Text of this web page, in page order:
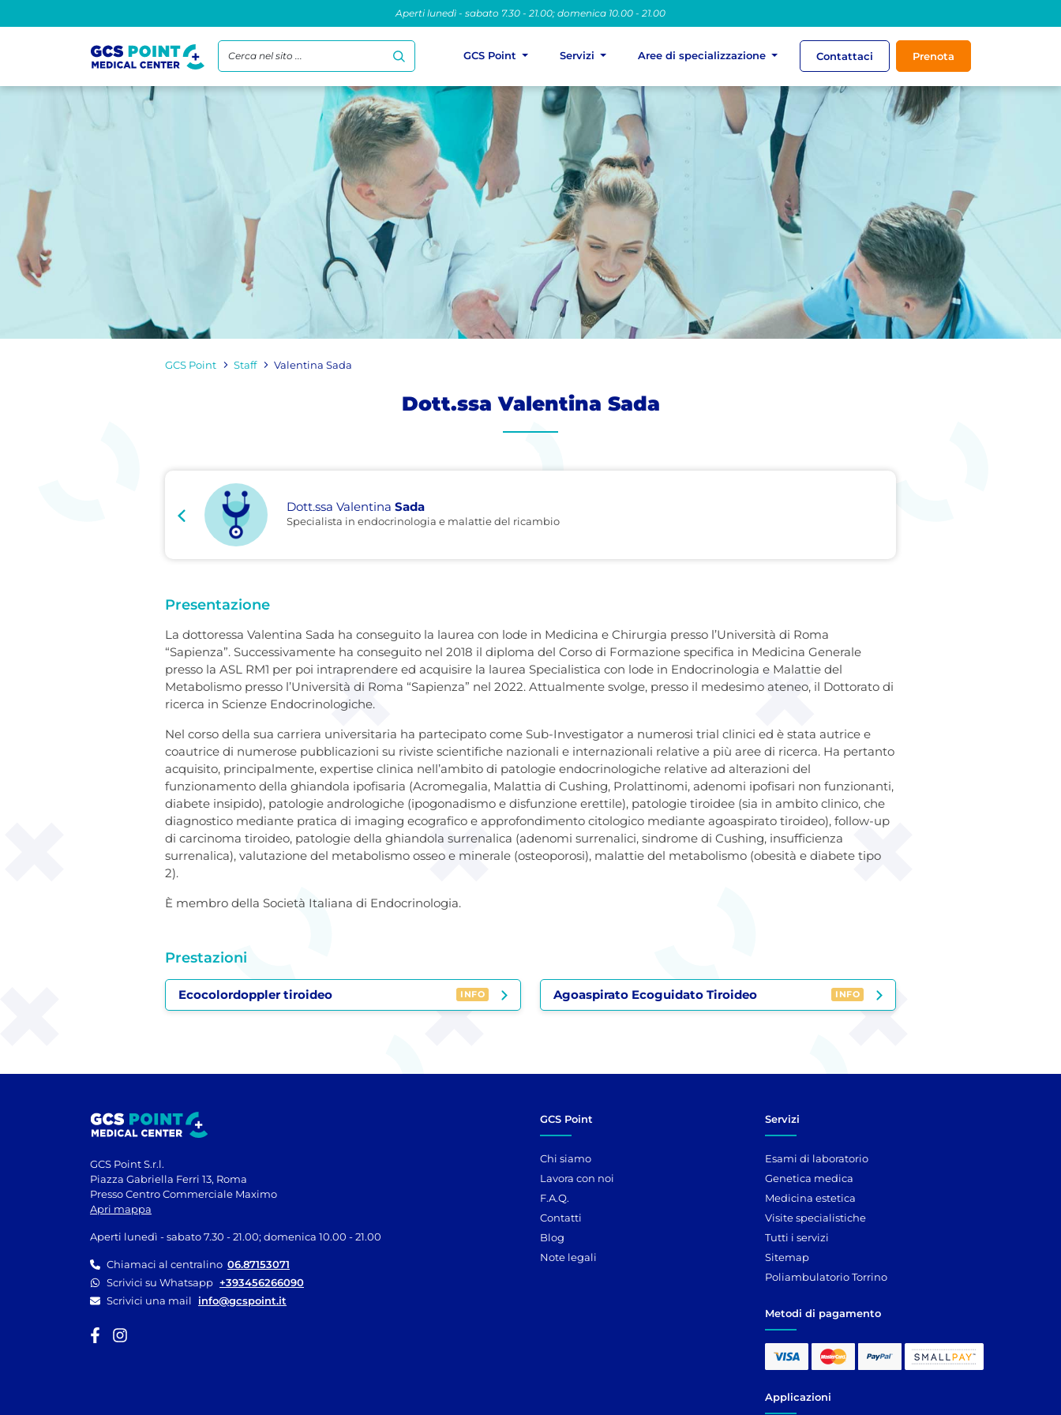
Aperti lunedì - sabato 7.30 - 21.00; domenica 10.00 - 21.00
Cerca nel sito ... GCS Point Servizi Aree di specializzazione Contattaci Prenota
GCS Point Staff Valentina Sada
Dott.ssa Valentina Sada
Dott.ssa Valentina Sada
Specialista in endocrinologia e malattie del ricambio
Presentazione
La dottoressa Valentina Sada ha conseguito la laurea con lode in Medicina e Chirurgia presso l’Università di Roma
“Sapienza”. Successivamente ha conseguito nel 2018 il diploma del Corso di Formazione specifica in Medicina Generale
presso la ASL RM1 per poi intraprendere ed acquisire la laurea Specialistica con lode in Endocrinologia e Malattie del
Metabolismo presso l’Università di Roma “Sapienza” nel 2022. Attualmente svolge, presso il medesimo ateneo, il Dottorato di
ricerca in Scienze Endocrinologiche.
Nel corso della sua carriera universitaria ha partecipato come Sub-Investigator a numerosi trial clinici ed è stata autrice e
coautrice di numerose pubblicazioni su riviste scientifiche nazionali e internazionali relative a più aree di ricerca. Ha pertanto
acquisito, principalmente, expertise clinica nell’ambito di patologie endocrinologiche relative ad alterazioni del
funzionamento della ghiandola ipofisaria (Acromegalia, Malattia di Cushing, Prolattinomi, adenomi ipofisari non funzionanti,
diabete insipido), patologie andrologiche (ipogonadismo e disfunzione erettile), patologie tiroidee (sia in ambito clinico, che
diagnostico mediante pratica di imaging ecografico e approfondimento citologico mediante agoaspirato tiroideo), follow-up
di carcinoma tiroideo, patologie della ghiandola surrenalica (adenomi surrenalici, sindrome di Cushing, insufficienza
surrenalica), valutazione del metabolismo osseo e minerale (osteoporosi), malattie del metabolismo (obesità e diabete tipo
2).
È membro della Società Italiana di Endocrinologia.
Prestazioni
Ecocolordoppler tiroideo INFO Agoaspirato Ecoguidato Tiroideo INFO
GCS Point S.r.l.
Piazza Gabriella Ferri 13, Roma
Presso Centro Commerciale Maximo
Apri mappa
Aperti lunedì - sabato 7.30 - 21.00; domenica 10.00 - 21.00
Chiamaci al centralino 06.87153071
Scrivici su Whatsapp +393456266090
Scrivici una mail
info@gcspoint.it
GCS Point
Chi siamo
Lavora con noi
F.A.Q.
Contatti
Blog
Note legali
Servizi
Esami di laboratorio
Genetica medica
Medicina estetica
Visite specialistiche
Tutti i servizi
Sitemap
Poliambulatorio Torrino
Metodi di pagamento
Applicazioni